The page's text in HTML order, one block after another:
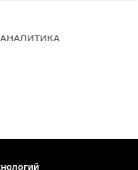
АНАЛИТИКА